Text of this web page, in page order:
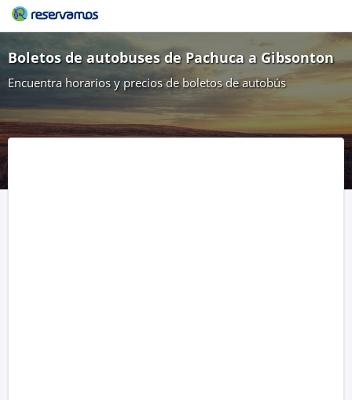
Boletos de autobuses de Pachuca a Gibsonton
Encuentra horarios y precios de boletos de autobús